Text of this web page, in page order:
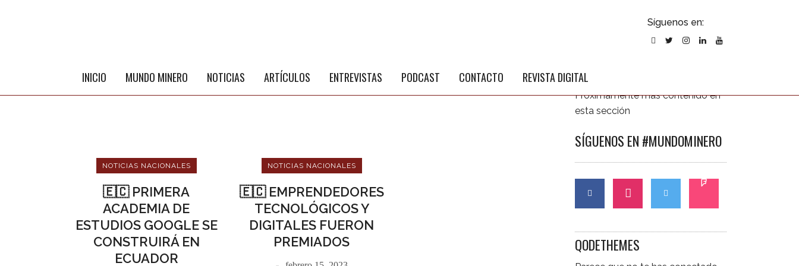
Síguenos en:
INICIO MUNDO MINERO NOTICIAS ARTÍCULOS ENTREVISTAS PODCAST CONTACTO REVISTA DIGITAL
NOTICIAS NACIONALES
🇪🇨 PRIMERA
ACADEMIA DE
ESTUDIOS GOOGLE SE
CONSTRUIRÁ EN
ECUADOR
NOTICIAS NACIONALES
🇪🇨 EMPRENDEDORES
TECNOLÓGICOS Y
DIGITALES FUERON
PREMIADOS
Próximamente más contenido en
esta sección
SÍGUENOS EN #MUNDOMINERO
QODETHEMES
MENÚ PRINCIPAL CONTÁCTANOS